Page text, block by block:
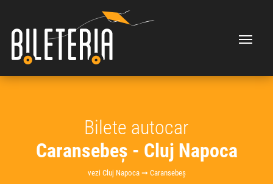
Bilete autocar
Caransebeș - Cluj Napoca
vezi Cluj Napoca ➞ Caransebeș